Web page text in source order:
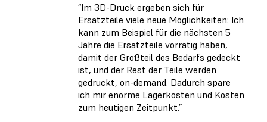
“Im 3D-Druck ergeben sich für
Ersatzteile viele neue Möglichkeiten: Ich
kann zum Beispiel für die nächsten 5
Jahre die Ersatzteile vorrätig haben,
damit der Großteil des Bedarfs gedeckt
ist, und der Rest der Teile werden
gedruckt, on-demand. Dadurch spare
ich mir enorme Lagerkosten und Kosten
zum heutigen Zeitpunkt.”